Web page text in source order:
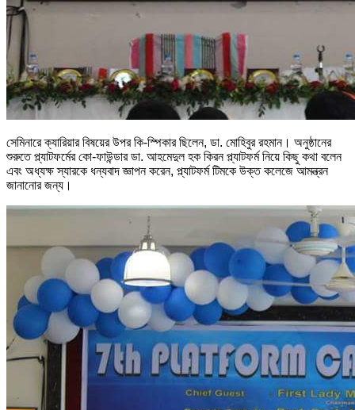
সেমিনারে ক্যারিয়ার বিষয়ের উপর কি-স্পিকার ছিলেন, ডা. মোহিবুর রহমান। অনুষ্ঠানের
শুরুতে প্ল্যাটফর্মের কো-ফাউন্ডার ডা. আহমেদুল হক কিরন প্ল্যাটফর্ম নিয়ে কিছু কথা বলেন
এবং অধ্যক্ষ স্যারকে ধন্যবাদ জ্ঞাপন করেন, প্ল্যাটফর্ম টিমকে উক্ত কলেজে আমন্ত্রন
জানানোর জন্য।